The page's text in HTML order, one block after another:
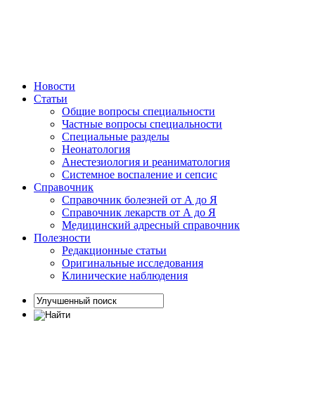
Новости
Статьи
Общие вопросы специальности
Частные вопросы специальности
Специальные разделы
Неонатология
Анестезиология и реаниматология
Системное воспаление и сепсис
Справочник
Справочник болезней от А до Я
Справочник лекарств от А до Я
Медицинский адресный справочник
Полезности
Редакционные статьи
Оригинальные исследования
Клинические наблюдения